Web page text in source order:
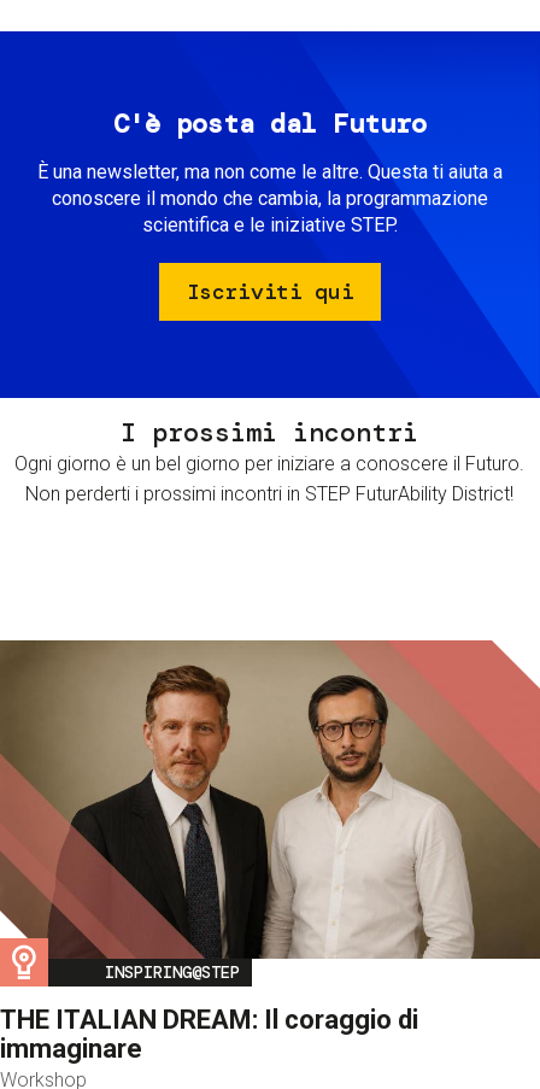
C'è posta dal Futuro
È una newsletter, ma non come le altre. Questa ti aiuta a
conoscere il mondo che cambia, la programmazione
scientifica e le iniziative STEP.
Iscriviti qui
I prossimi incontri
Ogni giorno è un bel giorno per iniziare a conoscere il Futuro.
Non perderti i prossimi incontri in STEP FuturAbility District!
Image
INSPIRING@STEP
THE ITALIAN DREAM: Il coraggio di
immaginare
Workshop